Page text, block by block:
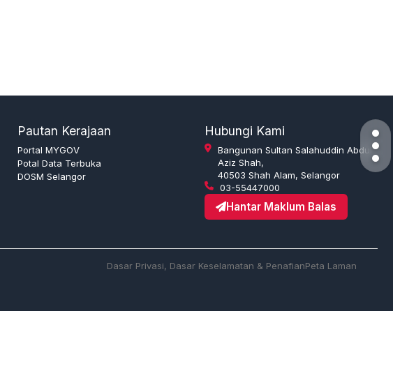
Pautan Kerajaan
Portal MYGOV
Potal Data Terbuka
DOSM Selangor
Hubungi Kami
Bangunan Sultan Salahuddin Abdul
Aziz Shah,
40503 Shah Alam, Selangor
03-55447000
Hantar Maklum Balas
Dasar Privasi, Dasar Keselamatan & PenafianPeta Laman